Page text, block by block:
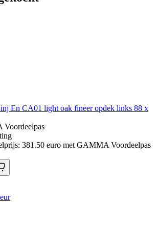
En CA01 light oak fineer opdek links 88 x
381.50 euro met GAMMA Voordeelpas